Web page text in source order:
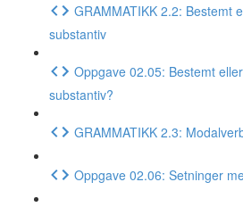
GRAMMATIKK 2.2: Bestemt
substantiv
Oppgave 02.05: Bestemt
substantiv?
GRAMMATIKK 2.3:
Oppgave 02.06: Setninger